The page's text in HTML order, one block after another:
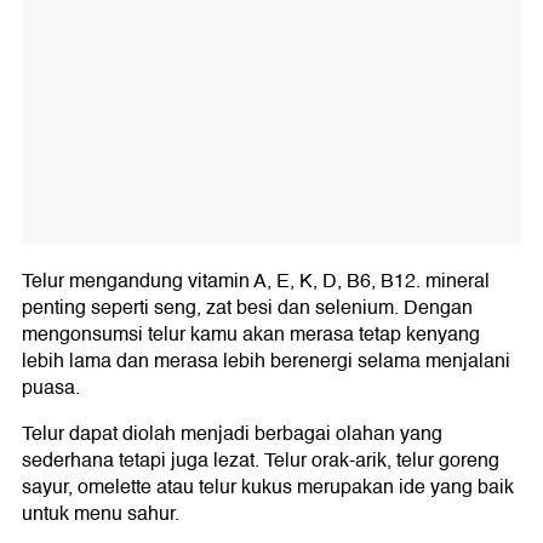
Telur mengandung vitamin A, E, K, D, B6, B12. mineral
penting seperti seng, zat besi dan selenium. Dengan
mengonsumsi telur kamu akan merasa tetap kenyang
lebih lama dan merasa lebih berenergi selama menjalani
puasa.
Telur dapat diolah menjadi berbagai olahan yang
sederhana tetapi juga lezat. Telur orak-arik, telur goreng
sayur, omelette atau telur kukus merupakan ide yang baik
untuk menu sahur.